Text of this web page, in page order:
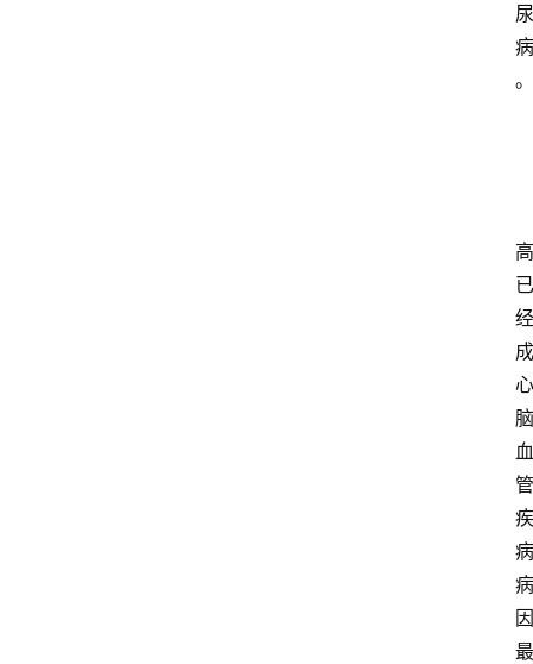
尿
病
。
高
已
经
成
心
脑
血
管
疾
病
病
因
最